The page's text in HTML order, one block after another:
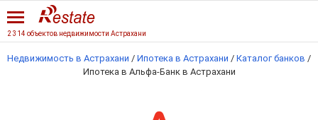
2 314 объектов недвижимости Астрахани
Недвижимость в Астрахани / Ипотека в Астрахани / Каталог банков /
Ипотека в Альфа-Банк в Астрахани